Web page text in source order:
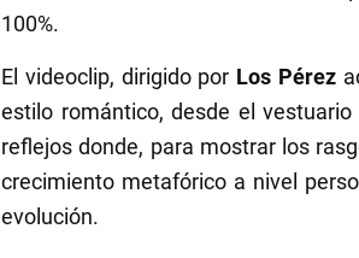
100%.
El videoclip, dirigido por Los Pérez
estilo romántico, desde el
reflejos donde, para mostrar los
crecimiento metafórico a nivel
evolución.